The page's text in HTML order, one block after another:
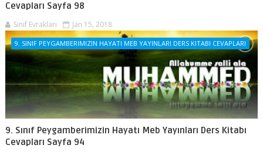
Cevapları Sayfa 98
Sınıf Evrakları Jan 15, 2018
9. SINIF PEYGAMBERIMIZIN HAYATI MEB YAYINLARI DERS KITABI CEVAPLARI
9. Sınıf Peygamberimizin Hayatı Meb Yayınları Ders Kitabı
Cevapları Sayfa 94